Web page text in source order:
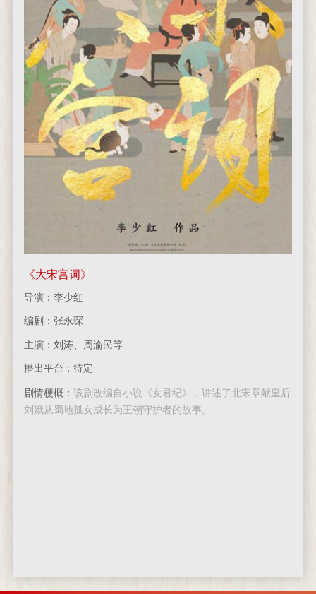
《大宋宫词》
导演：李少红
编剧：张永琛
主演：刘涛、周渝民等
播出平台：待定
剧情梗概：该剧改编自小说《女君纪》，讲述了北宋章献皇后
刘娥从蜀地孤女成长为王朝守护者的故事。